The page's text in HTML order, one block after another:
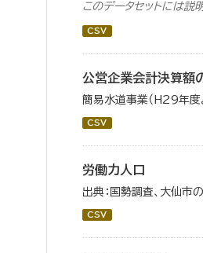
このデータセットには説
CSV
公営企業会計決算額
簡易水道事業（H29年度
CSV
労働力人口
出典：国勢調査、大仙市
CSV